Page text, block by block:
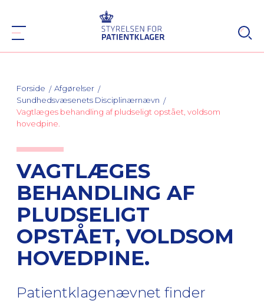
Forside
Afgørelser
Sundhedsvæsenets Disciplinærnævn
Vagtlæges behandling af pludseligt opstået, voldsom
hovedpine.
VAGTLÆGES
BEHANDLING AF
PLUDSELIGT
OPSTÅET, VOLDSOM
HOVEDPINE.
Patientklagenævnet finder